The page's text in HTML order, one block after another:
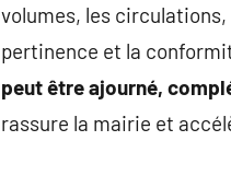
volumes, les
pertinence et la
peut être ajourné,
rassure la mairie et